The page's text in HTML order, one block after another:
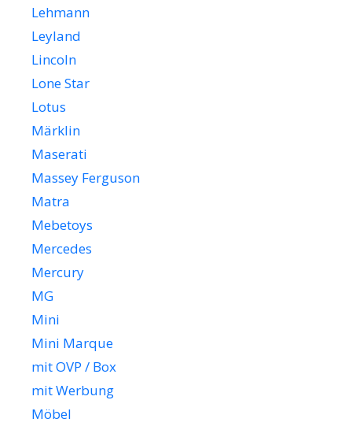
Lehmann
Leyland
Lincoln
Lone Star
Lotus
Märklin
Maserati
Massey Ferguson
Matra
Mebetoys
Mercedes
Mercury
MG
Mini
Mini Marque
mit OVP / Box
mit Werbung
Möbel